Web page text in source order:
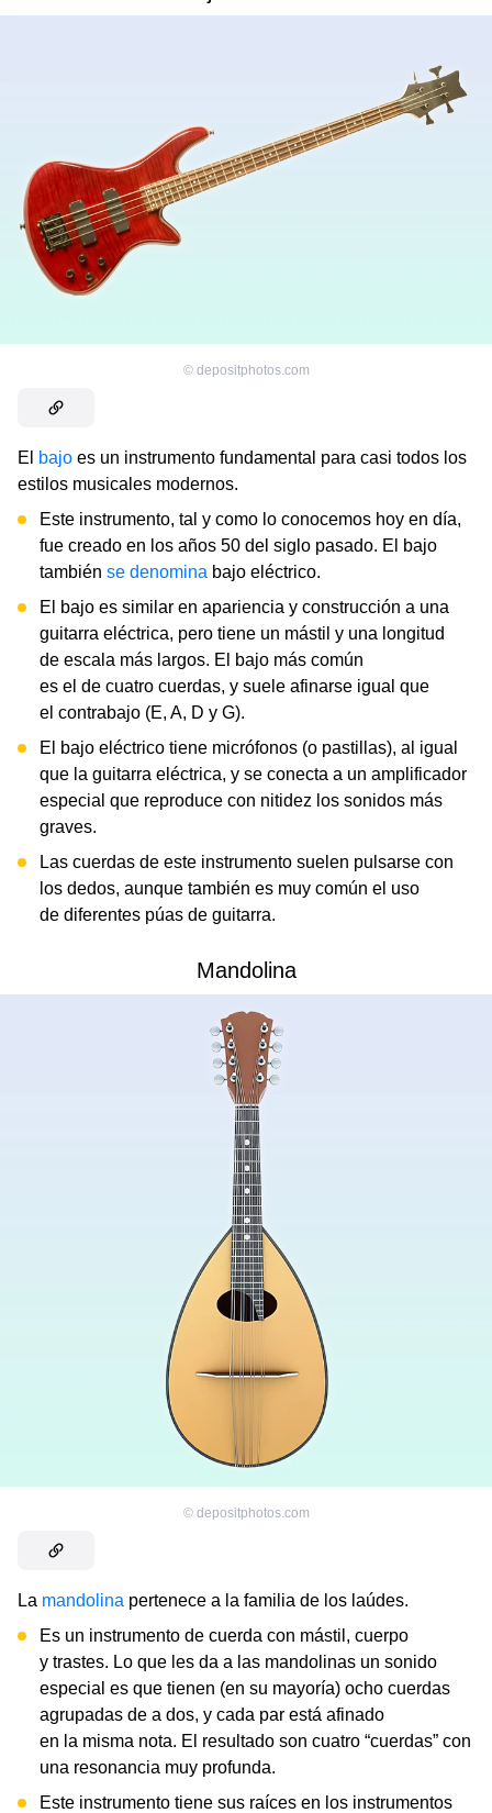
© depositphotos.com
El bajo es un instrumento fundamental para casi todos los
estilos musicales modernos.
Este instrumento, tal y como lo conocemos hoy en día,
fue creado en los años 50 del siglo pasado. El bajo
también se denomina bajo eléctrico.
El bajo es similar en apariencia y construcción a una
guitarra eléctrica, pero tiene un mástil y una longitud
de escala más largos. El bajo más común
es el de cuatro cuerdas, y suele afinarse igual que
el contrabajo (E, A, D y G).
El bajo eléctrico tiene micrófonos (o pastillas), al igual
que la guitarra eléctrica, y se conecta a un amplificador
especial que reproduce con nitidez los sonidos más
graves.
Las cuerdas de este instrumento suelen pulsarse con
los dedos, aunque también es muy común el uso
de diferentes púas de guitarra.
Mandolina
© depositphotos.com
La mandolina pertenece a la familia de los laúdes.
Es un instrumento de cuerda con mástil, cuerpo
y trastes. Lo que les da a las mandolinas un sonido
especial es que tienen (en su mayoría) ocho cuerdas
agrupadas de a dos, y cada par está afinado
en la misma nota. El resultado son cuatro “cuerdas” con
una resonancia muy profunda.
Este instrumento tiene sus raíces en los instrumentos